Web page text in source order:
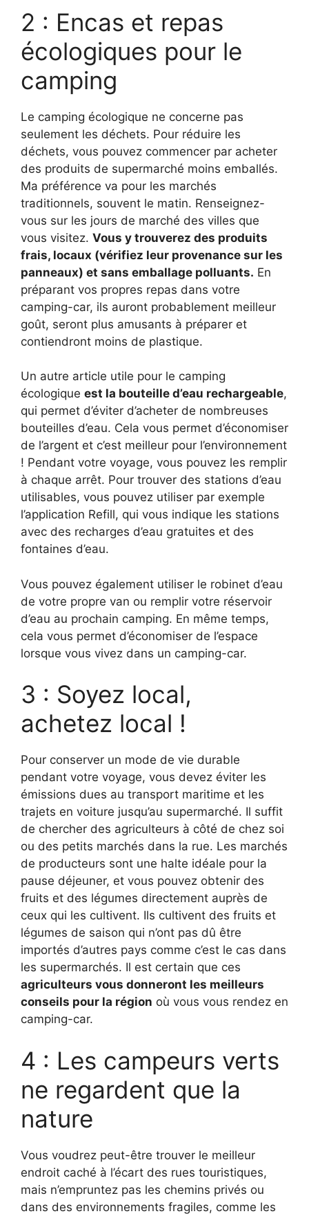
2 : Encas et repas
écologiques pour le
camping
Le camping écologique ne concerne pas
seulement les déchets. Pour réduire les
déchets, vous pouvez commencer par acheter
des produits de supermarché moins emballés.
Ma préférence va pour les marchés
traditionnels, souvent le matin. Renseignez-
vous sur les jours de marché des villes que
vous visitez. Vous y trouverez des produits
frais, locaux (vérifiez leur provenance sur les
panneaux) et sans emballage polluants. En
préparant vos propres repas dans votre
camping-car, ils auront probablement meilleur
goût, seront plus amusants à préparer et
contiendront moins de plastique.
Un autre article utile pour le camping
écologique est la bouteille d’eau rechargeable,
qui permet d’éviter d’acheter de nombreuses
bouteilles d’eau. Cela vous permet d’économiser
de l’argent et c’est meilleur pour l’environnement
! Pendant votre voyage, vous pouvez les remplir
à chaque arrêt. Pour trouver des stations d’eau
utilisables, vous pouvez utiliser par exemple
l’application Refill, qui vous indique les stations
avec des recharges d’eau gratuites et des
fontaines d’eau.
Vous pouvez également utiliser le robinet d’eau
de votre propre van ou remplir votre réservoir
d’eau au prochain camping. En même temps,
cela vous permet d’économiser de l’espace
lorsque vous vivez dans un camping-car.
3 : Soyez local,
achetez local !
Pour conserver un mode de vie durable
pendant votre voyage, vous devez éviter les
émissions dues au transport maritime et les
trajets en voiture jusqu’au supermarché. Il suffit
de chercher des agriculteurs à côté de chez soi
ou des petits marchés dans la rue. Les marchés
de producteurs sont une halte idéale pour la
pause déjeuner, et vous pouvez obtenir des
fruits et des légumes directement auprès de
ceux qui les cultivent. Ils cultivent des fruits et
légumes de saison qui n’ont pas dû être
importés d’autres pays comme c’est le cas dans
les supermarchés. Il est certain que ces
agriculteurs vous donneront les meilleurs
conseils pour la région où vous vous rendez en
camping-car.
4 : Les campeurs verts
ne regardent que la
nature
Vous voudrez peut-être trouver le meilleur
endroit caché à l’écart des rues touristiques,
mais n’empruntez pas les chemins privés ou
dans des environnements fragiles, comme les